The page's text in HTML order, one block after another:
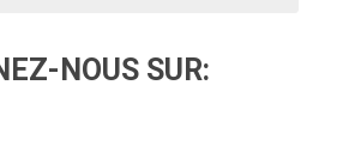
NOUS SUR: